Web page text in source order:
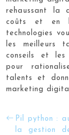
rehaussant la
coûts et en
technologies
les meilleurs
conseils et les
pour
talents et
marketing
Pil python :
la gestion